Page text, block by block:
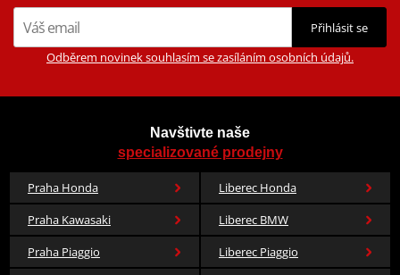
Přihlásit se
Odběrem novinek souhlasím se zasíláním osobních údajů.
Navštivte naše
specializované prodejny
Praha Honda
Liberec Honda
Praha Kawasaki
Liberec BMW
Praha Piaggio
Liberec Piaggio